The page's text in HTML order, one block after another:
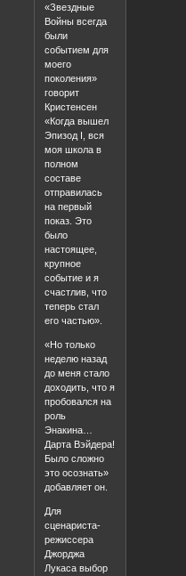
«Звездные
Войны всегда
были
событием для
моего
поколения»
говорит
Кристенсен
«Когда вышел
Эпизод I, вся
моя школа в
полном
составе
отправилась
на первый
показ. Это
было
настоящее,
крупное
событие и я
счастлив, что
теперь стал
его частью».
«Но только
неделю назад
до меня стало
доходить, что я
пробовался на
роль
Энакина…
Дарта Вэйдера!
Было сложно
это осознать»
добавляет он.
Для
сценариста-
режиссера
Джорджа
Лукаса выбор